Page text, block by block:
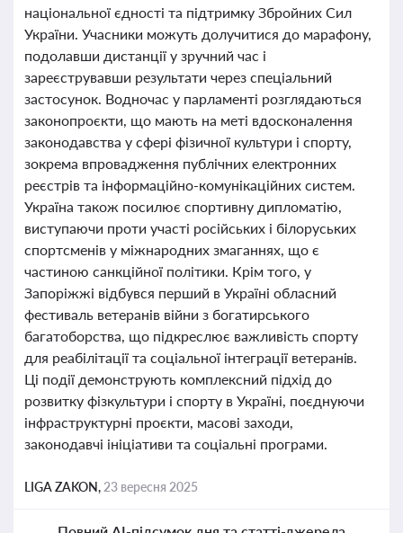
національної єдності та підтримку Збройних Сил
України. Учасники можуть долучитися до марафону,
подолавши дистанції у зручний час і
зареєструвавши результати через спеціальний
застосунок. Водночас у парламенті розглядаються
законопроєкти, що мають на меті вдосконалення
законодавства у сфері фізичної культури і спорту,
зокрема впровадження публічних електронних
реєстрів та інформаційно-комунікаційних систем.
Україна також посилює спортивну дипломатію,
виступаючи проти участі російських і білоруських
спортсменів у міжнародних змаганнях, що є
частиною санкційної політики. Крім того, у
Запоріжжі відбувся перший в Україні обласний
фестиваль ветеранів війни з богатирського
багатоборства, що підкреслює важливість спорту
для реабілітації та соціальної інтеграції ветеранів.
Ці події демонструють комплексний підхід до
розвитку фізкультури і спорту в Україні, поєднуючи
інфраструктурні проєкти, масові заходи,
законодавчі ініціативи та соціальні програми.
LIGA ZAKON, 23 вересня 2025